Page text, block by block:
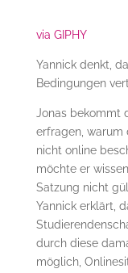
via GIPHY
Yannick denkt,
Bedingungen
Jonas bekommt
erfragen, warum
nicht online
möchte er
Satzung nicht
Yannick erklärt,
durch diese
möglich,